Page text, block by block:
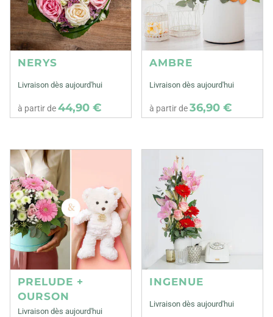
NERYS
Livraison dès aujourd'hui
à partir de44,90 €
AMBRE
Livraison dès aujourd'hui
à partir de36,90 €
PRELUDE +
OURSON
Livraison dès aujourd'hui
INGENUE
Livraison dès aujourd'hui